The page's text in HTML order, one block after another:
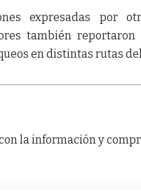
expresadas por
también reportaron
en distintas rutas
la información y